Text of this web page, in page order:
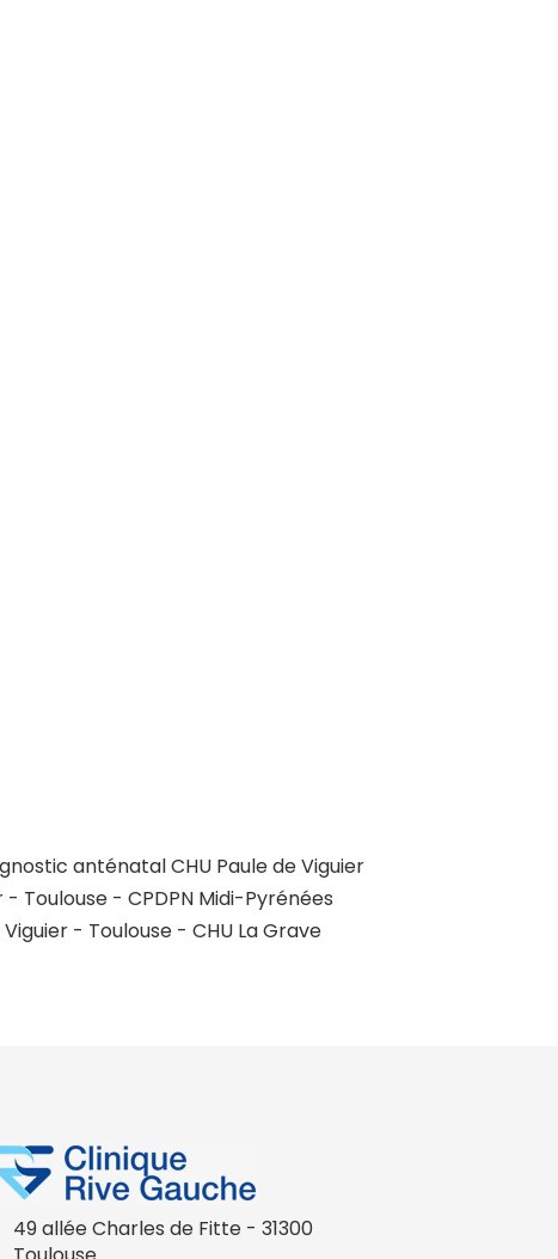
anténatal CHU Paule de Viguier
Toulouse - CPDPN Midi-Pyrénées
- Toulouse - CHU La Grave
49 allée Charles de Fitte - 31300